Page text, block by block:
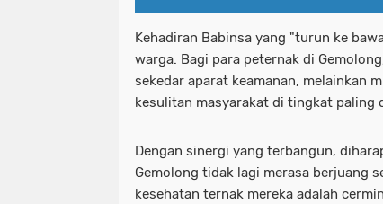
Kehadiran Babinsa yang "turun ke
warga. Bagi para peternak di
sekedar aparat keamanan, melainkan
kesulitan masyarakat di tingkat paling
Dengan sinergi yang terbangun,
Gemolong tidak lagi merasa berjuang
kesehatan ternak mereka adalah